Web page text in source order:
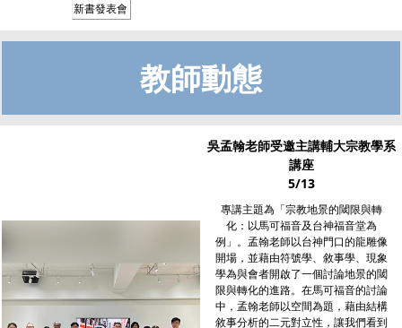
新書發表會
教師動態
吳孟翰老師受邀主講輔大宗教學系
講座
5/13
專講主題為「宗教地景的閾限與轉
化：以馬可福音及台神福音堂為
例」。孟翰老師以台神門口的龍雕像
開場，並藉由符號學、敘事學、現象
學為與會者開啟了一個討論地景的閾
限與轉化的進路。在馬可福音的討論
中，孟翰老師以空間為題，藉由結構
敘事分析的二元對立性，讓我們看到